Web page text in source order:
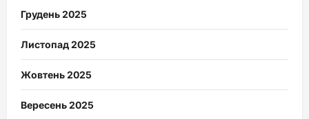
Грудень 2025
Листопад 2025
Жовтень 2025
Вересень 2025